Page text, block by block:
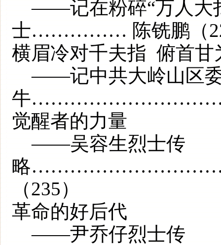
——记在粉碎“万人大
士…………… 陈铣鹏（
横眉冷对千夫指 俯首甘
——记中共大岭山区
牛
觉醒者的力量
——吴容生烈士传
略
（235）
革命的好后代
——尹乔仔烈士传